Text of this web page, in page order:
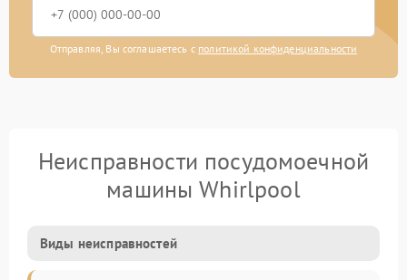
Отправляя, Вы соглашаетесь с политикой конфиденциальности
Неисправности посудомоечной
машины Whirlpool
Виды неисправностей